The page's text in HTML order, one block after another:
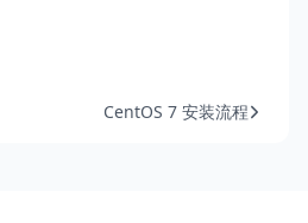
CentOS 7 安装流程